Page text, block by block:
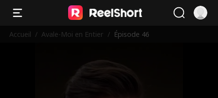
Accueil / Avale-Moi en Entier / Épisode 46